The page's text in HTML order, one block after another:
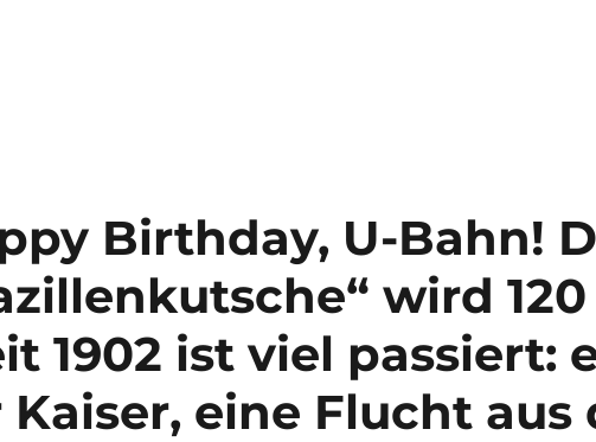
Birthday, U-Bahn!
wird 120
1902 ist viel passiert:
eine Flucht aus